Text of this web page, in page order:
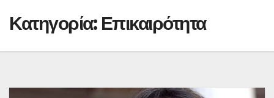
Κατηγορία: Επικαιρότητα